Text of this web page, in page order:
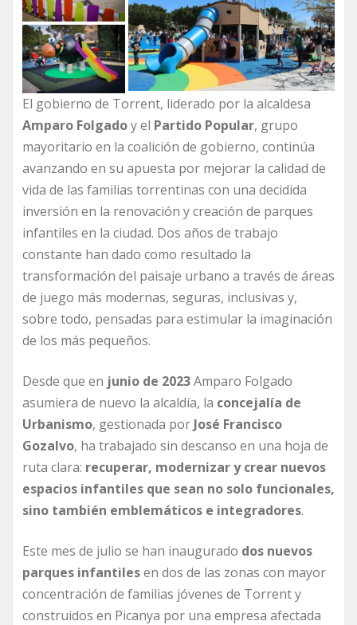
El gobierno de Torrent, liderado por la alcaldesa
Amparo Folgadoy el Partido Popular, grupo
mayoritario en la coalición de gobierno, continúa
avanzando en su apuesta por mejorar la calidad de
vida de las familias torrentinas con una decidida
inversión en la renovación y creación de parques
infantiles en la ciudad. Dos años de trabajo
constante han dado como resultado la
transformación del paisaje urbano a través de áreas
de juego más modernas, seguras, inclusivas y,
sobre todo, pensadas para estimular la imaginación
de los más pequeños.
Desde que en junio de 2023Amparo Folgado
asumiera de nuevo la alcaldía, la concejalía de
Urbanismo, gestionada por José Francisco
Gozalvo, ha trabajado sin descanso en una hoja de
ruta clara: recuperar, modernizar y crear nuevos
espacios infantiles que sean no solo funcionales,
sino también emblemáticos e integradores.
Este mes de julio se han inaugurado dos nuevos
parques infantilesen dos de las zonas con mayor
concentración de familias jóvenes de Torrent y
construidos en Picanya por una empresa afectada